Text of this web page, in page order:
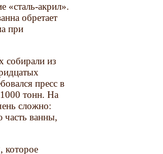
«сталь-акрил».
обретает
при
собирали из
пресс в
тонн. На
сложно:
часть ванны,
которое